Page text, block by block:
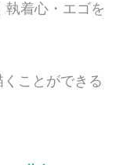
執着心・エゴを
ことができる